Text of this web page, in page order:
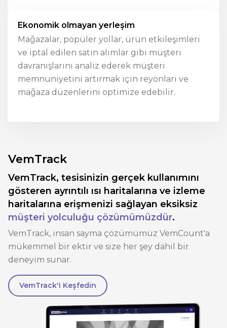
Ekonomik olmayan yerleşim
Mağazalar, popüler yollar, ürün etkileşimleri
ve iptal edilen satın alımlar gibi müşteri
davranışlarını analiz ederek müşteri
memnuniyetini artırmak için reyonları ve
mağaza düzenlerini optimize edebilir.
VemTrack
VemTrack, tesisinizin gerçek kullanımını
gösteren ayrıntılı ısı haritalarına ve izleme
haritalarına erişmenizi sağlayan eksiksiz
müşteri yolculuğu çözümümüzdür.
VemTrack, insan sayma çözümümüz VemCount'a
mükemmel bir ektir ve size her şey dahil bir
deneyim sunar.
VemTrack'i Keşfedin